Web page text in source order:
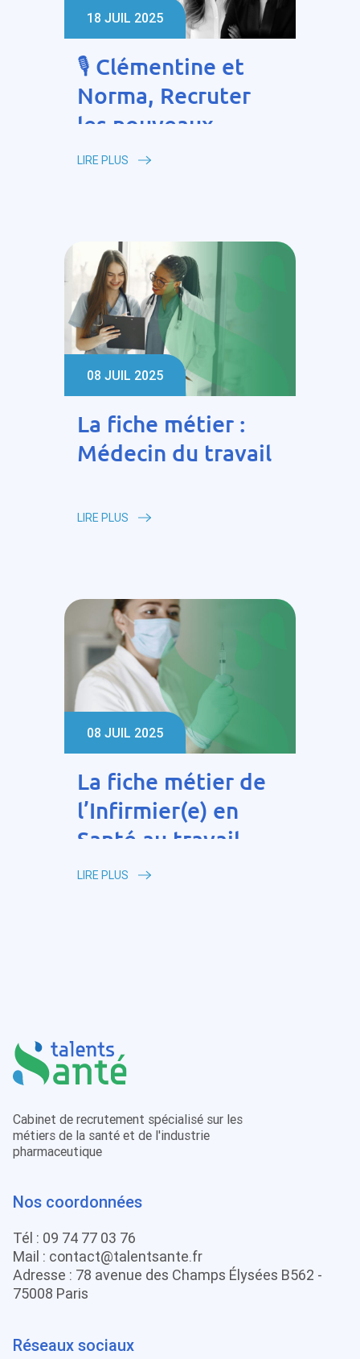
18 JUIL 2025
🎙️ Clémentine et
Norma, Recruter
les nouveaux
profils de la Santé
LIRE PLUS
08 JUIL 2025
La fiche métier :
Médecin du travail
LIRE PLUS
08 JUIL 2025
La fiche métier de
l’Infirmier(e) en
Santé au travail
LIRE PLUS
Cabinet de recrutement spécialisé sur les
métiers de la santé et de l'industrie
pharmaceutique
Nos coordonnées
Tél : 09 74 77 03 76
Mail : contact@talentsante.fr
Adresse : 78 avenue des Champs Élysées B562 -
75008 Paris
Réseaux sociaux